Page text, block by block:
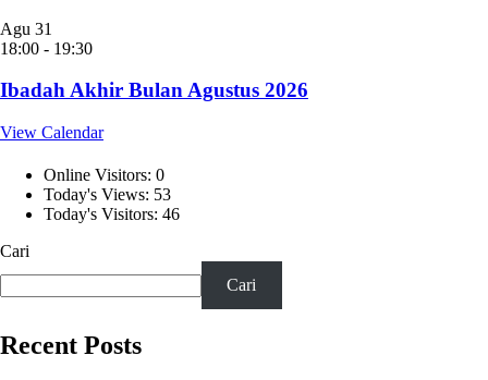
Agu 31
18:00 - 19:30
Ibadah Akhir Bulan Agustus 2026
View Calendar
Online Visitors: 0
Today's Views: 53
Today's Visitors: 46
Cari
Cari
Recent Posts